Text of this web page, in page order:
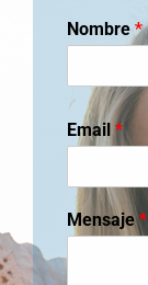
Nombre *
Email *
Mensaje*